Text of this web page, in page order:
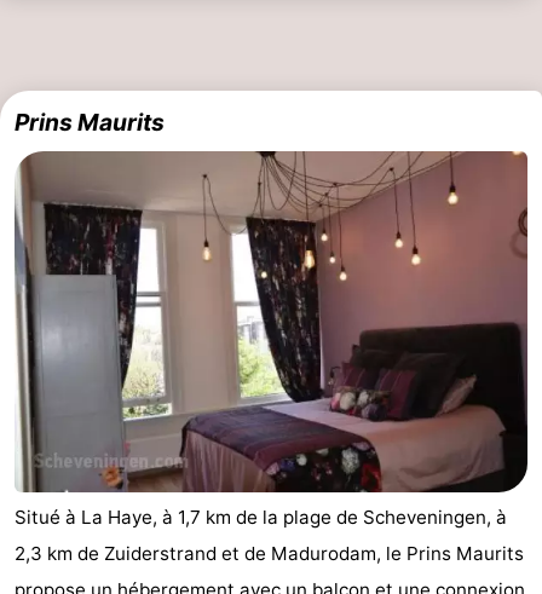
Prins Maurits
Situé à La Haye, à 1,7 km de la plage de Scheveningen, à
2,3 km de Zuiderstrand et de Madurodam, le Prins Maurits